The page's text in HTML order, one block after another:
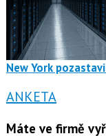
New York
ANKETA
Máte ve firmě